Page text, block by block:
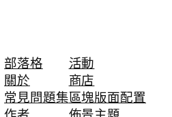
部落格
關於
常見問題集
活動
商店
區塊版面配置